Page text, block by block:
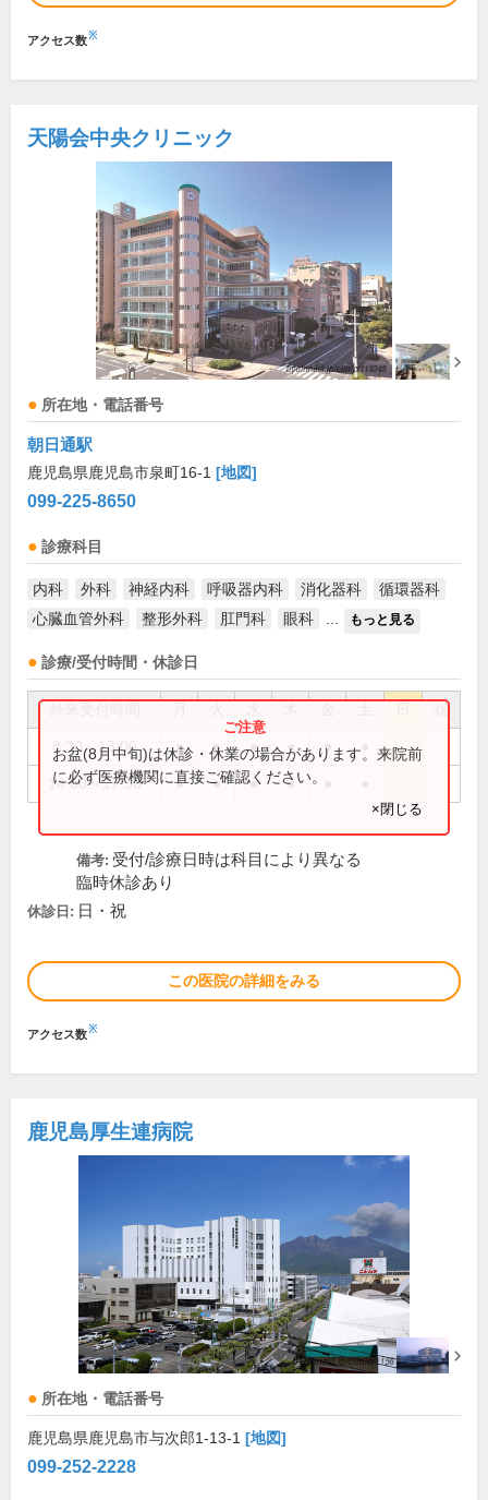
アクセス数※
天陽会中央クリニック
所在地・電話番号
朝日通駅
鹿児島県鹿児島市泉町16-1 [地図]
099-225-8650
診療科目
内科 外科 神経内科 呼吸器内科 消化器科
循環器科
心臓血管外科
整形外科 肛門科 眼科 もっと見る
診療/受付時間・休診日
祝
8:30～13:00 ● ● ● ● ●
14:00～17:30 ● ● ● ●
お盆(8月中旬)は休診・休業の場合があります。来院前
に必ず医療機関に直接ご確認ください。
×閉じる
備考: 受付/診療日時は科目により異なる
臨時休診あり
休診日: 日・祝
この医院の詳細をみる
アクセス数※
鹿児島厚生連病院
所在地・電話番号
鹿児島県鹿児島市与次郎1-13-1 [地図]
099-252-2228